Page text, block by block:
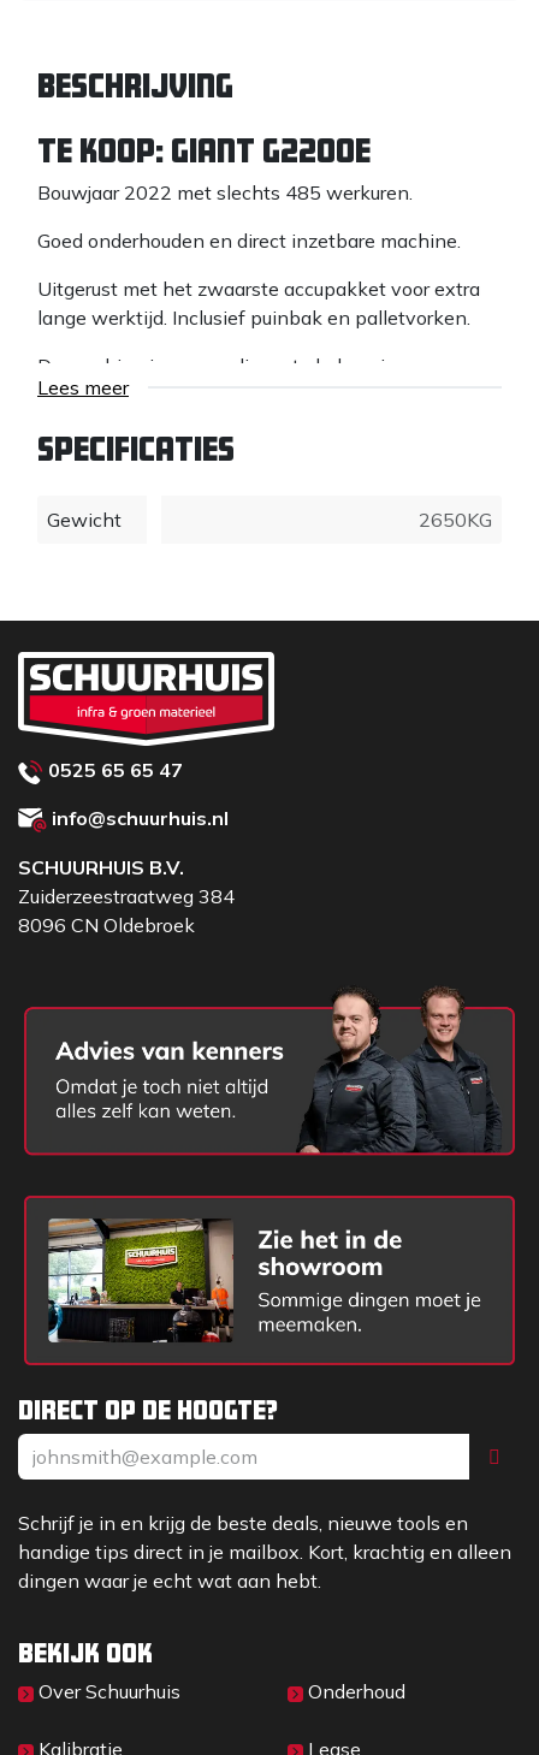
Beschrijving
Te koop: Giant G2200E
Bouwjaar 2022 met slechts 485 werkuren.
Goed onderhouden en direct inzetbare machine.
Uitgerust met het zwaarste accupakket voor extra
lange werktijd. Inclusief puinbak en palletvorken.
De machine is eenvoudig op te laden via een
standaard 220V stekker.
Sterke en stille elektrische wiellader, ideaal voor
Werkuren: 485 uur
Elektrische aandrijving
Zwaarste accupakket
Inclusief puinbak
Inclusief palletvorken
Laden via 220V aansluiting
Lees meer
Specificaties
Gewicht 2650KG
Direct op de hoogte?
Schrijf je in en krijg de beste deals, nieuwe tools en
handige tips direct in je mailbox. Kort, krachtig en alleen
dingen waar je echt wat aan hebt.
Bekijk ook
Over Sc​huurhuis
Kalibratie
Onderhoud
Lease
0525 65 65 47
info@schuurhuis.nl
SCHUURHUIS B.V.
Zuiderzeestraatweg 384
8096 CN Oldebroek